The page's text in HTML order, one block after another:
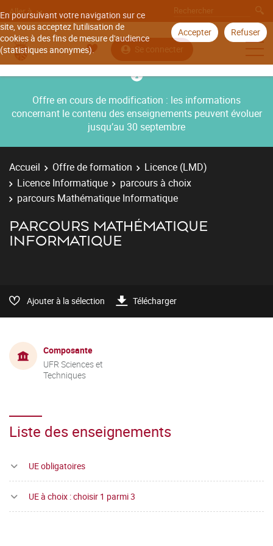
En poursuivant votre navigation sur ce
site, vous acceptez l'utilisation de
cookies à des fins de mesure d'audience
(statistiques anonymes).
Accepter Refuser
Aller à
Se connecter
Offre en cours de modification : les informations
concernant le contenu des enseignements peuvent évoluer
jusqu’au 30 septembre
Accueil Offre de formation
Licence (LMD)
Licence Informatique
parcours à choix
parcours Mathématique Informatique
PARCOURS MATHÉMATIQUE
INFORMATIQUE
Ajouter à la sélection Télécharger
Composante
UFR Sciences et
Techniques
Liste des enseignements
UE obligatoires
UE à choix : choisir 1 parmi 3